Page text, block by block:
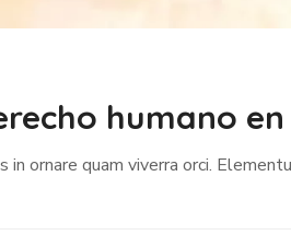
humano
ornare quam viverra orci.